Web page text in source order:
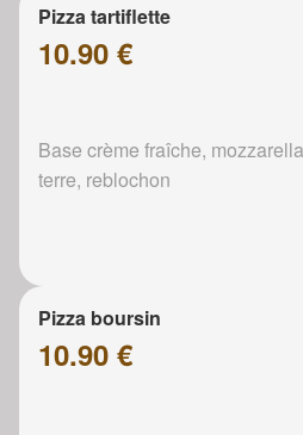
Pizza tartiflette
10.90 €
Base crème fraîche,
terre, reblochon
Pizza boursin
10.90 €